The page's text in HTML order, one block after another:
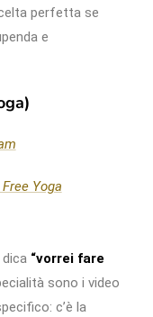
perfetta se
e
Yoga
dica “vorrei fare
sono i video
c’è la